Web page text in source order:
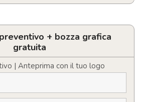
+ bozza grafica
gratuita
| Anteprima con il tuo logo